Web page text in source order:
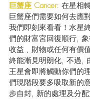
巨蟹座 Cancer: 在星相
巨蟹座們需要如何去應
我們即刻來看看！水星
們的財富宮回復順行, 象
收益﹑財物或任何有價
終能漸見明朗化, 不過,
王星會即將觸動你們的
們現階段要多吸取新的
步自封, 新的處理及分